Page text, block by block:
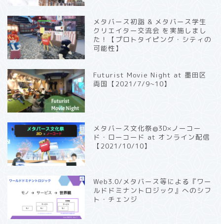
メタバース初詣 & メタバース学生
クリエイター交流会 を実施しまし
た！【プロトタイピング・シティの
可能性】
Futurist Movie Night at 墨田区
両国【2021/7/9~10】
メタバース文化祭@3D×ノーコー
ド・ローコード at オンライン配信
【2021/10/10】
Web3.0/メタバース等による『ワー
ルドドミナントロジック』へのシフ
ト・チェンジ